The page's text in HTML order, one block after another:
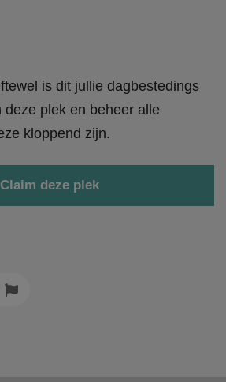
is dit jullie dagbestedings
deze plek en beheer alle
kloppend zijn.
Claim deze plek